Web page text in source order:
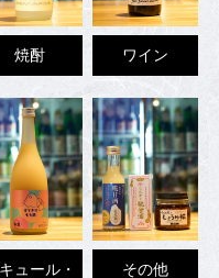
焼酎 ワイン
ュール・ その他